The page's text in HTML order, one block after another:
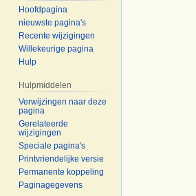
Hoofdpagina
nieuwste pagina's
Recente wijzigingen
Willekeurige pagina
Hulp
Hulpmiddelen
Verwijzingen naar deze
pagina
Gerelateerde
wijzigingen
Speciale pagina's
Printvriendelijke versie
Permanente koppeling
Paginagegevens